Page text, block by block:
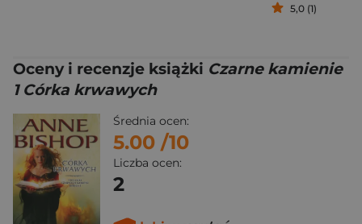
5,0 (1)
Oceny i recenzje książki Czarne kamienie
1 Córka krwawych
Średnia ocen:
5.00 /10
Liczba ocen:
2